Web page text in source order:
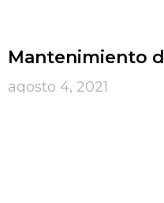
Mantenimiento
agosto 4, 2021